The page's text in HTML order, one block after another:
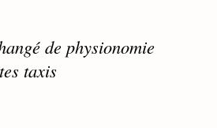
de physionomie
taxis